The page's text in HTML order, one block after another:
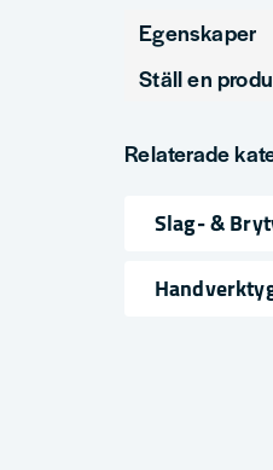
Egenskaper
Produkttyp
Ställ en
Fråga oss
Relaterade
Slag- &